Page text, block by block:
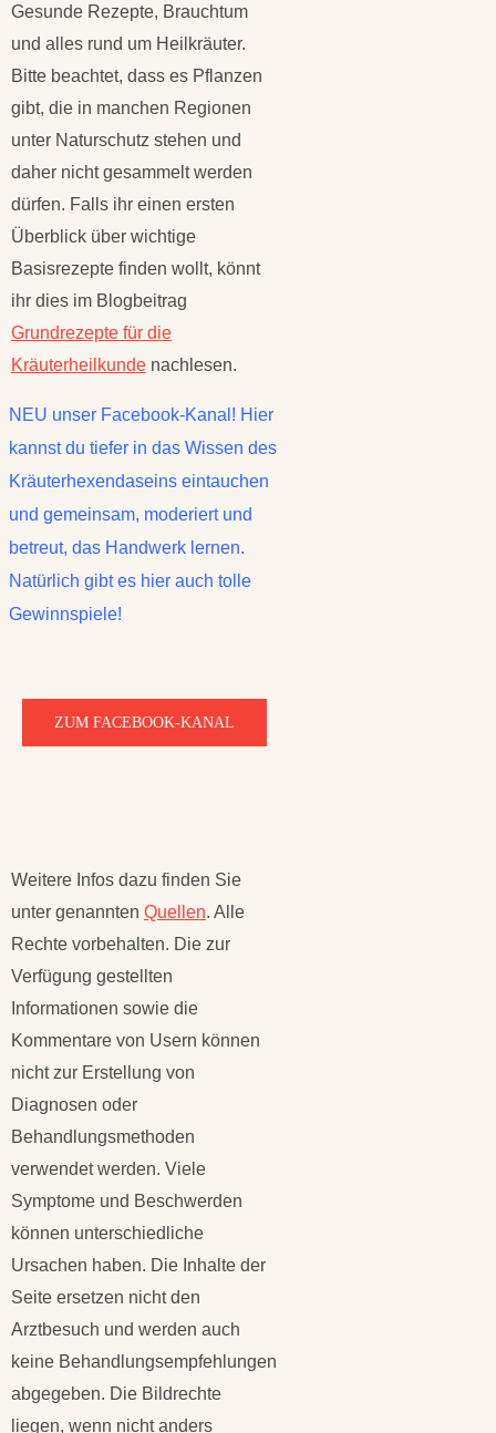
Gesunde Rezepte, Brauchtum
und alles rund um Heilkräuter.
Bitte beachtet, dass es Pflanzen
gibt, die in manchen Regionen
unter Naturschutz stehen und
daher nicht gesammelt werden
dürfen. Falls ihr einen ersten
Überblick über wichtige
Basisrezepte finden wollt, könnt
ihr dies im Blogbeitrag
Grundrezepte für die
Kräuterheilkunde nachlesen.
NEU unser Facebook-Kanal! Hier
kannst du tiefer in das Wissen des
Kräuterhexendaseins eintauchen
und gemeinsam, moderiert und
betreut, das Handwerk lernen.
Natürlich gibt es hier auch tolle
Gewinnspiele!
ZUM FACEBOOK-KANAL
Weitere Infos dazu finden Sie
unter genannten Quellen. Alle
Rechte vorbehalten. Die zur
Verfügung gestellten
Informationen sowie die
Kommentare von Usern können
nicht zur Erstellung von
Diagnosen oder
Behandlungsmethoden
verwendet werden. Viele
Symptome und Beschwerden
können unterschiedliche
Ursachen haben. Die Inhalte der
Seite ersetzen nicht den
Arztbesuch und werden auch
keine Behandlungsempfehlungen
abgegeben. Die Bildrechte
liegen, wenn nicht anders